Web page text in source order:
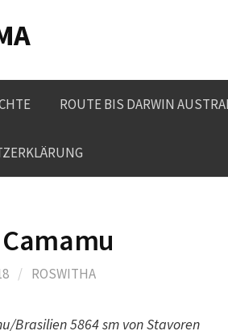
ROUTE BIS DARWIN
/ ROSWITHA
Brasilien 5864 sm von Stavoren